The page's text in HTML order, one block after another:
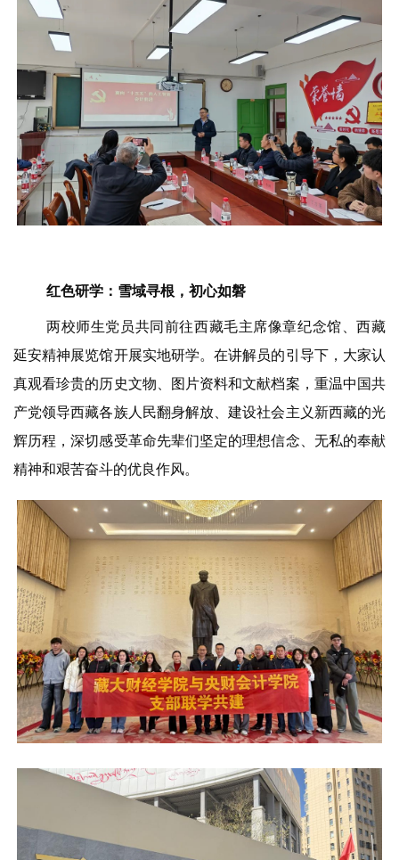
红色研学：雪域寻根，初心如磐
两校师生党员共同前往西藏毛主席像章纪念馆、西藏
延安精神展览馆开展实地研学。在讲解员的引导下，大家认
真观看珍贵的历史文物、图片资料和文献档案，重温中国共
产党领导西藏各族人民翻身解放、建设社会主义新西藏的光
辉历程，深切感受革命先辈们坚定的理想信念、无私的奉献
精神和艰苦奋斗的优良作风。